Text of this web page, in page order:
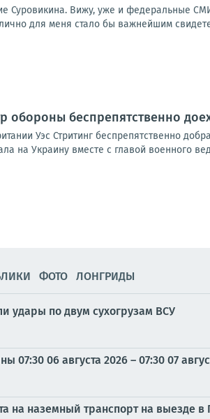
Суровикина. Вижу, уже и федеральные
для меня стало бы важнейшим
обороны беспрепятственно
Уэс Стритинг беспрепятственно
на Украину вместе с главой военного
ФОТО ЛОНГРИДЫ
удары по двум сухогрузам ВСУ
06 августа 2026 – 07:30 07
на наземный транспорт на выезде в